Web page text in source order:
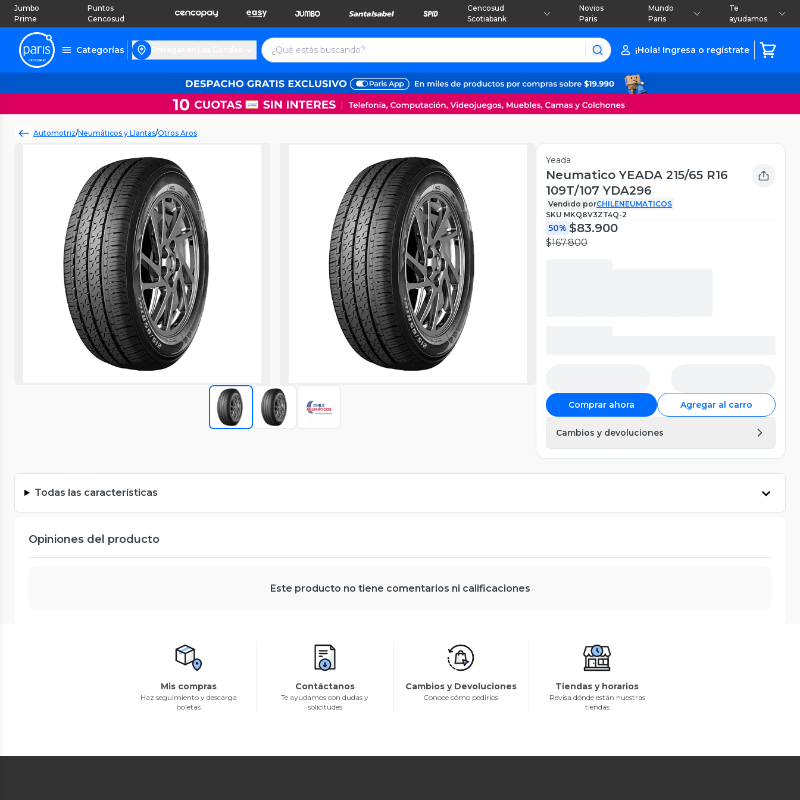
Jumbo
Prime
Puntos
Cencosud
Cencosud
Scotiabank
Novios
Paris
Mundo
Paris
Te
ayudamos
Categorías ¡Hola! Ingresa o regístrate
Automotriz/Neumáticos y Llantas/Otros Aros
Yeada
Neumatico YEADA 215/65 R16
109T/107 YDA296
Vendido porCHILENEUMATICOS
SKU MKQ8V3ZT4Q-2
50% $83.900
$167.800
Comprar ahora Agregar al carro
Cambios y devoluciones
Todas las características
Opiniones del producto
Este producto no tiene comentarios ni calificaciones
Mis compras
Haz seguimiento y descarga
boletas
Contáctanos
Te ayudamos con dudas y
solicitudes
Cambios y Devoluciones
Conoce cómo pedirlos
Tiendas y horarios
Revisa dónde están nuestras
tiendas